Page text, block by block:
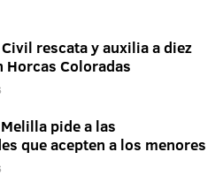
rescata y auxilia a diez
Horcas Coloradas
Melilla pide a las
que acepten a los menores